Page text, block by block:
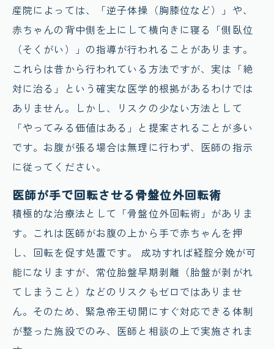
産院によっては、「逆子体操（胸膝位など）」や、
赤ちゃんの背中側を上にして横向きに寝る「側臥位
（そくがい）」の指導が行われることがあります。
これらは昔から行われている方法ですが、実は「絶
対に治る」という確実な医学的根拠があるわけでは
ありません。しかし、リスクの少ない方法として
「やってみる価値はある」と提案されることが多い
です。お腹が張る場合は無理に行わず、医師の指示
に従ってください。
医師が手で回転させる骨盤位外回転術
積極的な治療法として「骨盤位外回転術」がありま
す。これは医師がお腹の上から手で赤ちゃんを押
し、回転を促す処置です。 成功すれば経腟分娩が可
能になりますが、常位胎盤早期剥離（胎盤が剥がれ
てしまうこと）などのリスクもゼロではありませ
ん。そのため、緊急帝王切開にすぐ対応できる体制
が整った施設でのみ、医師と相談の上で実施されま